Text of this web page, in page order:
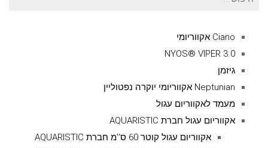
Ciano אקווריומי
NYOS® VIPER 3.0
גיזמן
Neptunian אקווריומי יוקרה נפטוליין
מעמד לאקווריום עגול
אקווריום עגול חברת AQUARISTIC
אקווריום עגול קוטר 60 ס''מ חברת AQUARISTIC